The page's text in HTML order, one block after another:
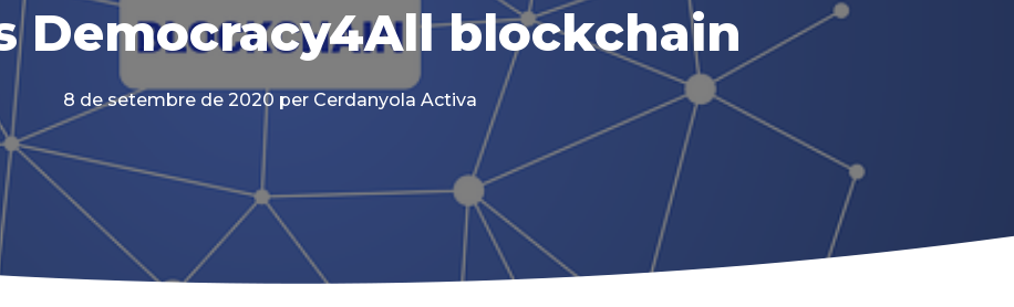
Democracy4All blockchain
8 de setembre de 2020 per Cerdanyola Activa